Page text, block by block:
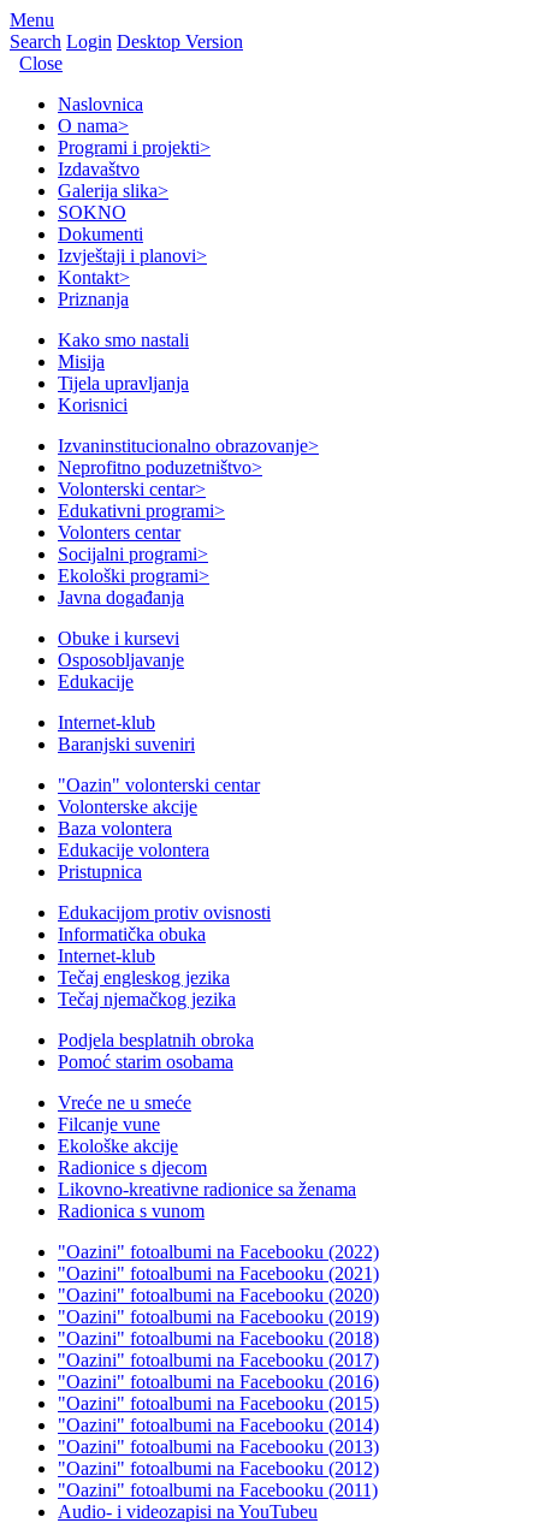
Menu
Search Login Desktop Version
Close
Naslovnica
O nama>
Programi i projekti>
Izdavaštvo
Galerija slika>
SOKNO
Dokumenti
Izvještaji i planovi>
Kontakt>
Priznanja
Kako smo nastali
Misija
Tijela upravljanja
Korisnici
Izvaninstitucionalno obrazovanje>
Neprofitno poduzetništvo>
Volonterski centar>
Edukativni programi>
Volonters centar
Socijalni programi>
Ekološki programi>
Javna događanja
Obuke i kursevi
Osposobljavanje
Edukacije
Internet-klub
Baranjski suveniri
"Oazin" volonterski centar
Volonterske akcije
Baza volontera
Edukacije volontera
Pristupnica
Edukacijom protiv ovisnosti
Informatička obuka
Internet-klub
Tečaj engleskog jezika
Tečaj njemačkog jezika
Podjela besplatnih obroka
Pomoć starim osobama
Vreće ne u smeće
Filcanje vune
Ekološke akcije
Radionice s djecom
Likovno-kreativne radionice sa ženama
Radionica s vunom
"Oazini" fotoalbumi na Facebooku (2022)
"Oazini" fotoalbumi na Facebooku (2021)
"Oazini" fotoalbumi na Facebooku (2020)
"Oazini" fotoalbumi na Facebooku (2019)
"Oazini" fotoalbumi na Facebooku (2018)
"Oazini" fotoalbumi na Facebooku (2017)
"Oazini" fotoalbumi na Facebooku (2016)
"Oazini" fotoalbumi na Facebooku (2015)
"Oazini" fotoalbumi na Facebooku (2014)
"Oazini" fotoalbumi na Facebooku (2013)
"Oazini" fotoalbumi na Facebooku (2012)
"Oazini" fotoalbumi na Facebooku (2011)
Audio- i videozapisi na YouTubeu